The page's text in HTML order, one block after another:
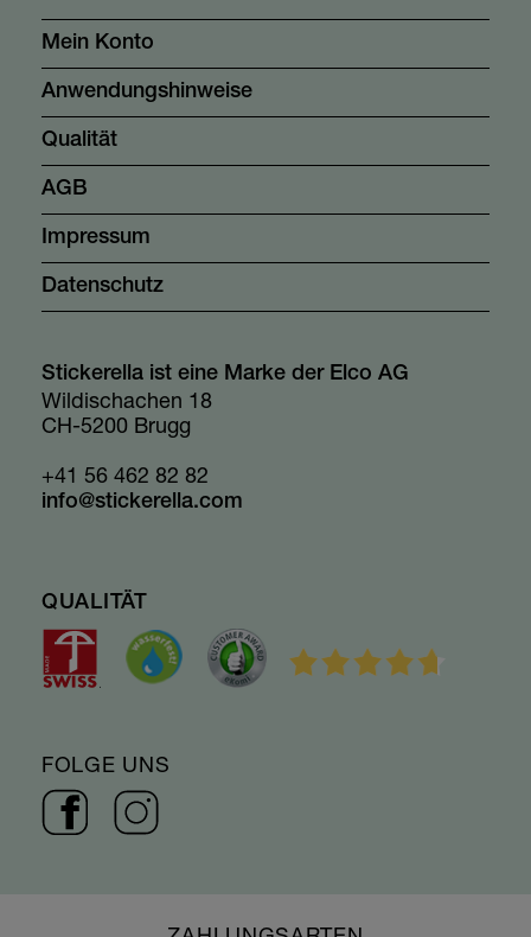
Mein Konto
Anwendungshinweise
Qualität
AGB
Impressum
Datenschutz
Stickerella ist eine Marke der Elco AG
Wildischachen 18
CH-5200 Brugg
+41 56 462 82 82
info@stickerella.com
QUALITÄT
FOLGE UNS